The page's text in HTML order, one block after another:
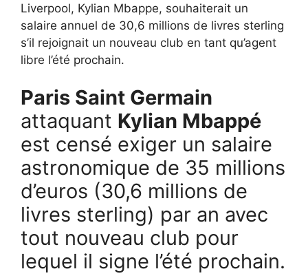
Liverpool, Kylian Mbappe, souhaiterait un
salaire annuel de 30,6 millions de livres sterling
s’il rejoignait un nouveau club en tant qu’agent
libre l’été prochain.
Paris Saint Germain
attaquant Kylian Mbappé
est censé exiger un salaire
astronomique de 35 millions
d’euros (30,6 millions de
livres sterling) par an avec
tout nouveau club pour
lequel il signe l’été prochain.